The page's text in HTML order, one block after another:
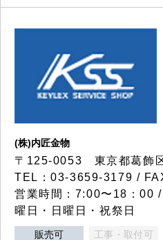
(株)内匠金物
〒125-0053 東京都葛飾
TEL：03-3659-3179 /
営業時間：7:00〜18：00
曜日・日曜日・祝祭日
販売可 工事・取付可